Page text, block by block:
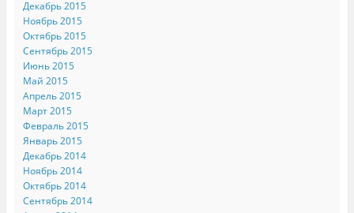
Декабрь 2015
Ноябрь 2015
Октябрь 2015
Сентябрь 2015
Июнь 2015
Май 2015
Апрель 2015
Март 2015
Февраль 2015
Январь 2015
Декабрь 2014
Ноябрь 2014
Октябрь 2014
Сентябрь 2014